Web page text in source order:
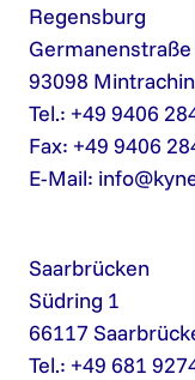
Regensburg
Germanenstraße
93098
Tel.: +49 9406
Fax: +49 9406
E-Mail:
Saarbrücken
Südring 1
66117
Tel.: +49 681